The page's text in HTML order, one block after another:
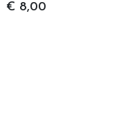
€ 8,00